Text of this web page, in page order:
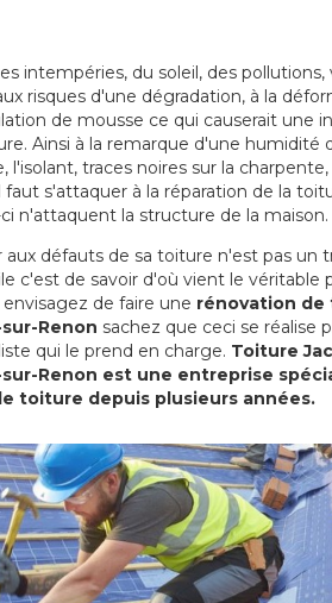
intempéries, du soleil, des
risques d'une dégradation, à la
de mousse ce qui causerait une
Ainsi à la remarque d'une humidité
l'isolant, traces noires sur la
faut s'attaquer à la réparation de la
n'attaquent la structure de la maison.
aux défauts de sa toiture n'est pas un
c'est de savoir d'où vient le véritable
envisagez de faire une rénovation de
Renon sachez que ceci se réalise
qui le prend en charge. Toiture
sur-Renon est une entreprise
toiture depuis plusieurs années.